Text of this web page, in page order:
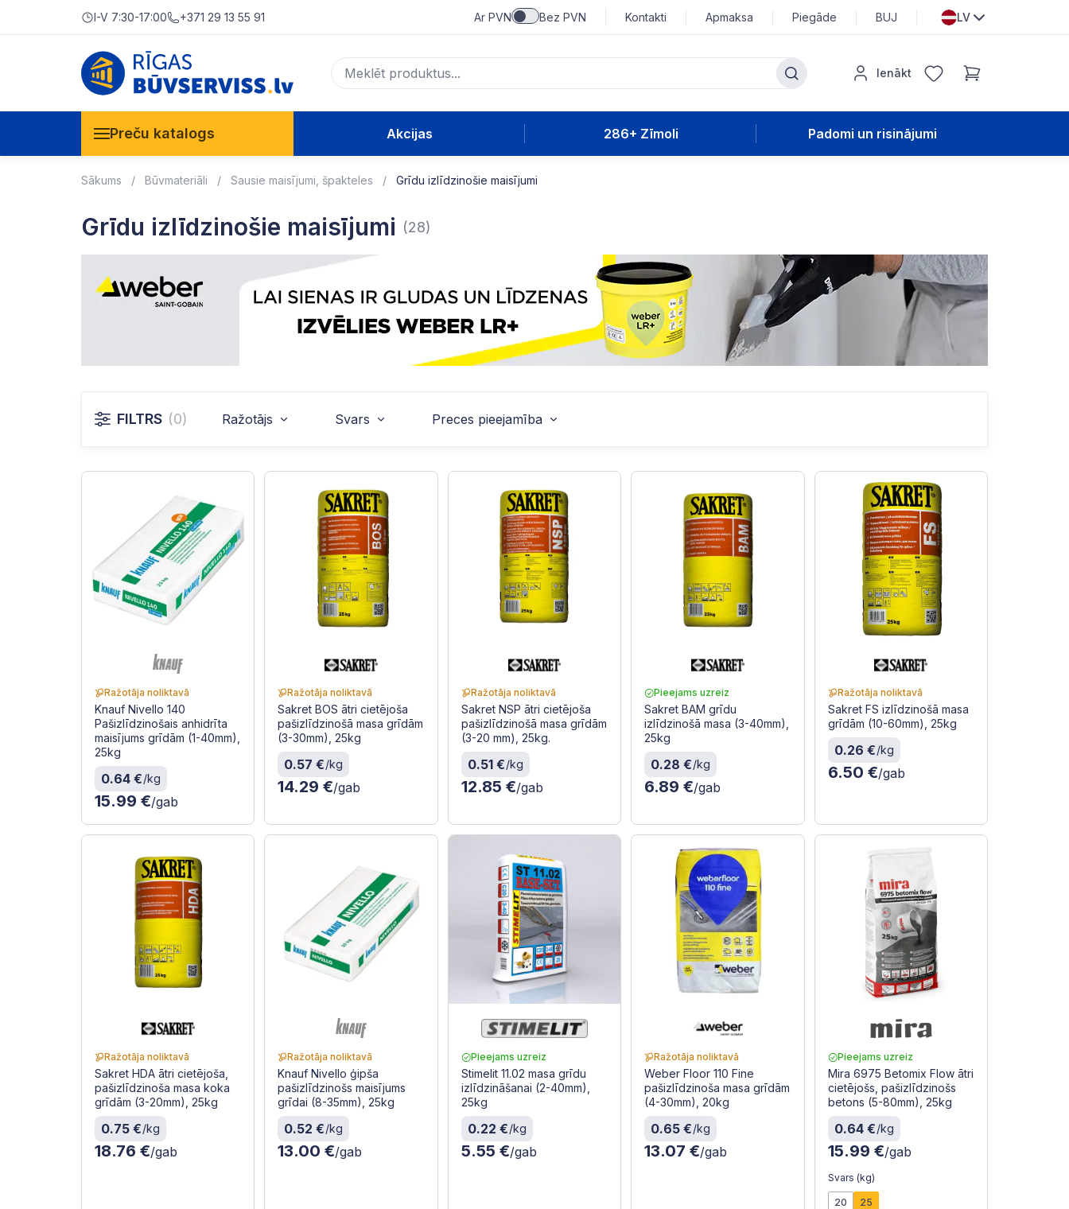
I-V 7:30-17:00 +371 29 13 55 91 Ar PVN Bez PVN Kontakti Apmaksa Piegāde BUJ LV
Ienākt
Preču katalogs Akcijas 286+ Zīmoli Padomi un risinājumi
Sākums Būvmateriāli Sausie maisījumi, špakteles Grīdu izlīdzinošie maisījumi
Grīdu izlīdzinošie maisījumi (28)
FILTRS (0) Ražotājs Svars Preces pieejamība
Ražotāja noliktavā
Knauf Nivello 140
Pašizlīdzinošais anhidrīta
maisījums grīdām (1-40mm),
25kg
0.64 €/kg
15.99 €/gab
Ražotāja noliktavā
Sakret BOS ātri cietējoša
pašizlīdzinošā masa grīdām
(3-30mm), 25kg
0.57 €/kg
14.29 €/gab
Ražotāja noliktavā
Sakret NSP ātri cietējoša
pašizlīdzinošā masa grīdām
(3-20 mm), 25kg.
0.51 €/kg
12.85 €/gab
Pieejams uzreiz
Sakret BAM grīdu
izlīdzinošā masa (3-40mm),
25kg
0.28 €/kg
6.89 €/gab
Ražotāja noliktavā
Sakret FS izlīdzinošā masa
grīdām (10-60mm), 25kg
0.26 €/kg
6.50 €/gab
Ražotāja noliktavā
Sakret HDA ātri cietējoša,
pašizlīdzinoša masa koka
grīdām (3-20mm), 25kg
0.75 €/kg
18.76 €/gab
Ražotāja noliktavā
Knauf Nivello ģipša
pašizlīdzinošs maisījums
grīdai (8-35mm), 25kg
0.52 €/kg
13.00 €/gab
Pieejams uzreiz
Stimelit 11.02 masa grīdu
izlīdzināšanai (2-40mm),
25kg
0.22 €/kg
5.55 €/gab
Ražotāja noliktavā
Weber Floor 110 Fine
pašizlīdzinoša masa grīdām
(4-30mm), 20kg
0.65 €/kg
13.07 €/gab
Pieejams uzreiz
Mira 6975 Betomix Flow ātri
cietējošs, pašizlīdzinošs
betons (5-80mm), 25kg
0.64 €/kg
15.99 €/gab
Svars (kg)
20 25